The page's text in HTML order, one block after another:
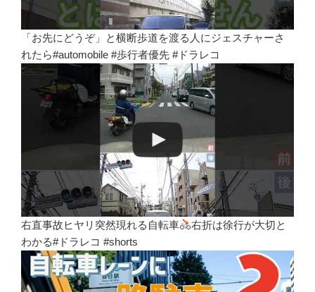
「お先にどうぞ」と横断歩道を渡る人にジェスチャーさ
れたら#automobile #歩行者優先 #ドラレコ
右直事故ヒヤリ突然現れる自転車
右折は徐行が大切と
わかる#ドラレコ #shorts